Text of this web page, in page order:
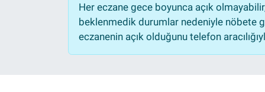
Her eczane gece boyunca açık
beklenmedik durumlar nedeniyle nöbete
eczanenin açık olduğunu telefon